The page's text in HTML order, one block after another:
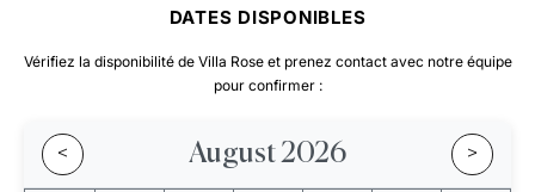
DATES DISPONIBLES
Vérifiez la disponibilité de Villa Rose et prenez contact avec notre équipe
pour confirmer :
< August 2026 >